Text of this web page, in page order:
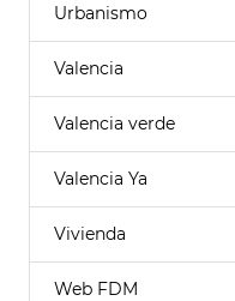
Urbanismo
Valencia
Valencia verde
Valencia Ya
Vivienda
Web FDM